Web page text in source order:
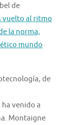
de
vuelto al ritmo
la norma,
mundo
ología, de
ha venido a
. Montaigne